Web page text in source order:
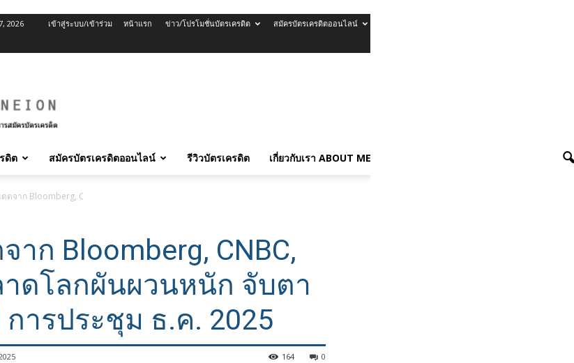
2026 เข้าสู่ระบบ/เข้าร่วม หน้าแรก ข่าว/โปรโมชั่นบัตรเครดิต สมัครบัตรเครดิตออนไลน์
ดิต สมัครบัตรเครดิตออนไลน์ รีวิวบัตรเครดิต เกี่ยวกับเรา ABOUT ME
ดตจาก Bloomberg, CNBC, Reuters: ตลาดโลกผันผวนหนัก จับตาท่าที Fed การประชุม ธ.ค. 2025
าก Bloomberg, CNBC,
าดโลกผันผวนหนัก จับตา
การประชุม ธ.ค. 2025
0
164